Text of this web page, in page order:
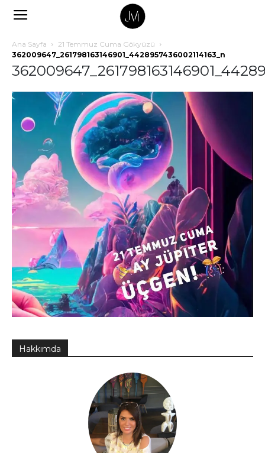
Ana Sayfa
21 Temmuz Cuma Gökyüzü
362009647_261798163146901_4428957436002114163_n
Hakkımda